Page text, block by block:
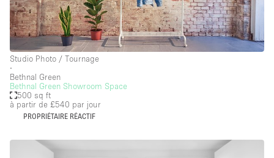
Studio Photo / Tournage
∙
Bethnal Green
Bethnal Green Showroom Space
500 sq ft
à partir de £540 par jour
PROPRIÉTAIRE RÉACTIF